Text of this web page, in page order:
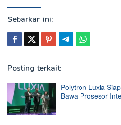
Sebarkan ini:
Posting terkait:
Polytron Luxia
Bawa Prosesor